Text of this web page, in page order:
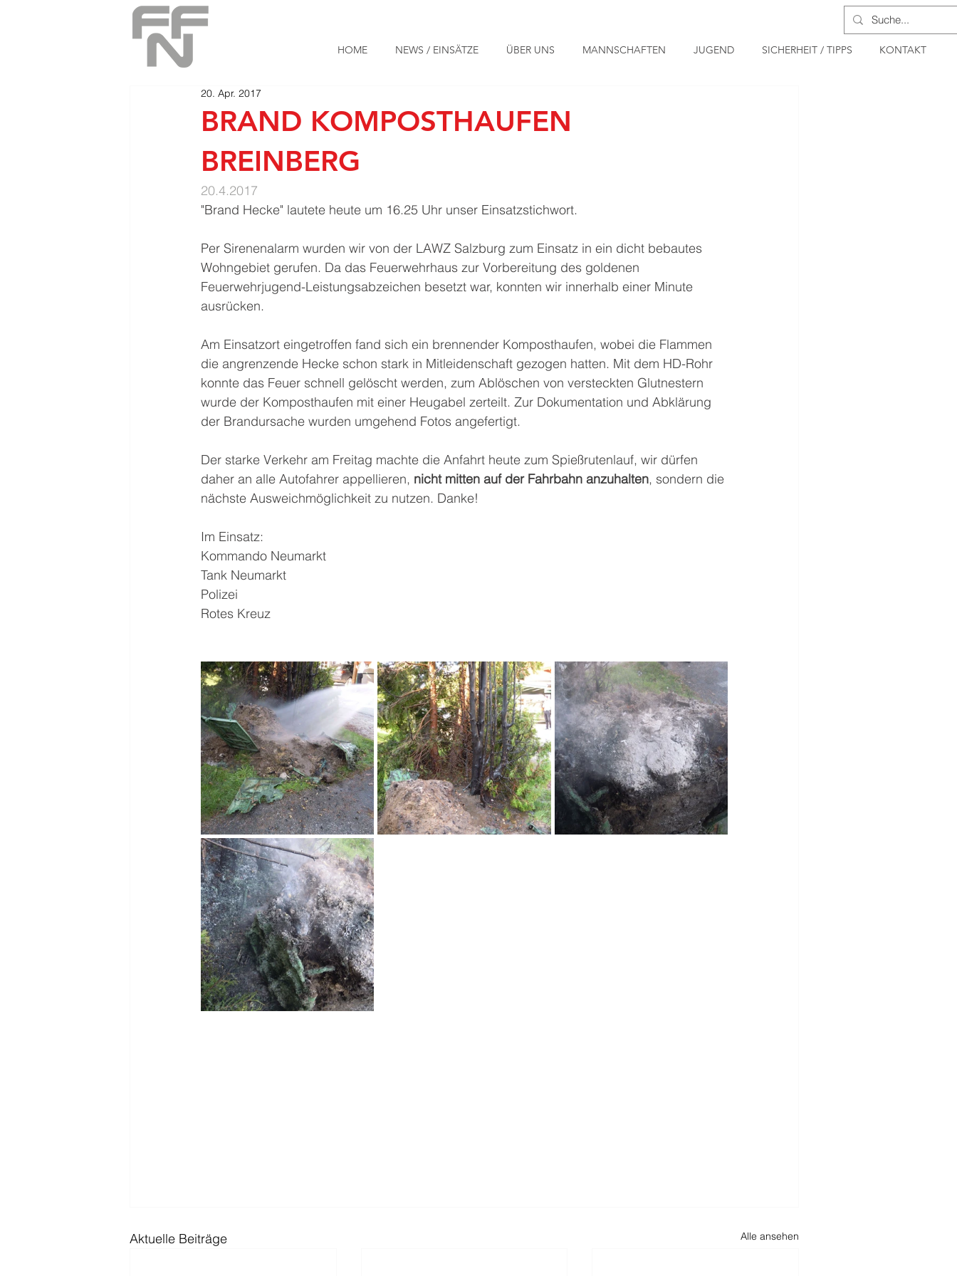
HOME NEWS / EINSÄTZE ÜBER UNS MANNSCHAFTEN JUGEND SICHERHEIT / TIPPS KONTAKT
BRAND KOMPOSTHAUFEN
BREINBERG
20. Apr. 2017
20.4.2017
​"Brand Hecke" lautete heute um 16.25 Uhr unser Einsatzstichwort.
Per Sirenenalarm wurden wir von der LAWZ Salzburg zum Einsatz in ein dicht bebautes
Wohngebiet gerufen. Da das Feuerwehrhaus zur Vorbereitung des goldenen
Feuerwehrjugend-Leistungsabzeichen besetzt war, konnten wir innerhalb einer Minute
ausrücken.
Am Einsatzort eingetroffen fand sich ein brennender Komposthaufen, wobei die Flammen
die angrenzende Hecke schon stark in Mitleidenschaft gezogen hatten. Mit dem HD-Rohr
konnte das Feuer schnell gelöscht werden, zum Ablöschen von versteckten Glutnestern
wurde der Komposthaufen mit einer Heugabel zerteilt. Zur Dokumentation und Abklärung
der Brandursache wurden umgehend Fotos angefertigt.
Der starke Verkehr am Freitag machte die Anfahrt heute zum Spießrutenlauf, wir dürfen
daher an alle Autofahrer appellieren, nicht mitten auf der Fahrbahn anzuhalten, sondern die
nächste Ausweichmöglichkeit zu nutzen. Danke!
Im Einsatz:
Kommando Neumarkt
Tank Neumarkt
Polizei
Rotes Kreuz
Aktuelle Beiträge Alle ansehen